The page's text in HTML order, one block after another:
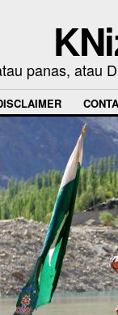
panas, atau